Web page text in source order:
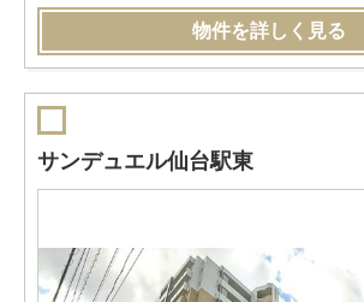
物件を詳しく見る
サンデュエル仙台駅東